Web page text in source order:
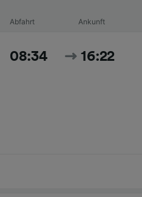
Abfahrt Ankunft
08:34 16:22